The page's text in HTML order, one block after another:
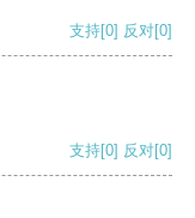
支持[0] 反对[0]
支持[0] 反对[0]